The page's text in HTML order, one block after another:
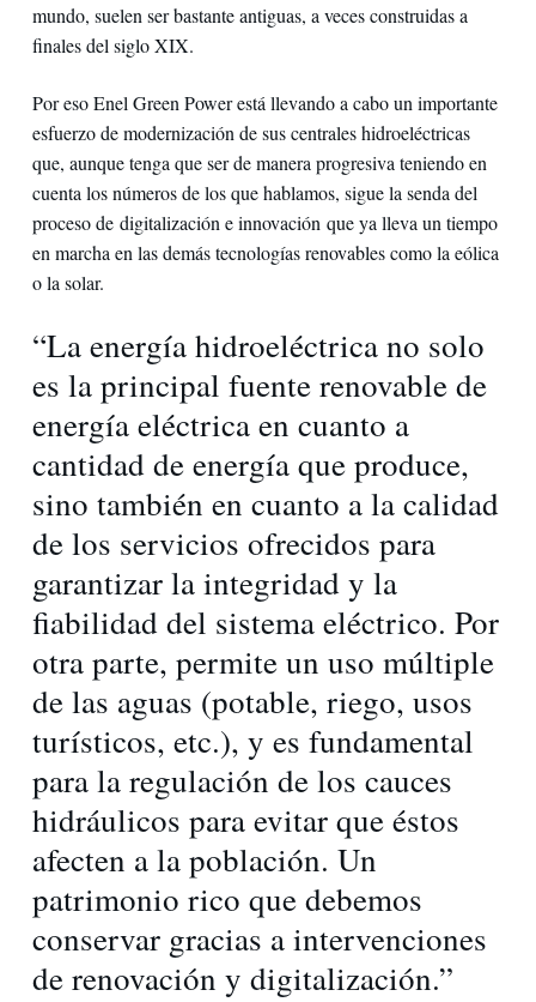
mundo, suelen ser bastante antiguas, a veces construidas a
finales del siglo XIX.
Por eso Enel Green Power está llevando a cabo un importante
esfuerzo de modernización de sus centrales hidroeléctricas
que, aunque tenga que ser de manera progresiva teniendo en
cuenta los números de los que hablamos, sigue la senda del
proceso de digitalización e innovación que ya lleva un tiempo
en marcha en las demás tecnologías renovables como la eólica
o la solar.
“La energía hidroeléctrica no solo
es la principal fuente renovable de
energía eléctrica en cuanto a
cantidad de energía que produce,
sino también en cuanto a la calidad
de los servicios ofrecidos para
garantizar la integridad y la
fiabilidad del sistema eléctrico. Por
otra parte, permite un uso múltiple
de las aguas (potable, riego, usos
turísticos, etc.), y es fundamental
para la regulación de los cauces
hidráulicos para evitar que éstos
afecten a la población. Un
patrimonio rico que debemos
conservar gracias a intervenciones
de renovación y digitalización.”